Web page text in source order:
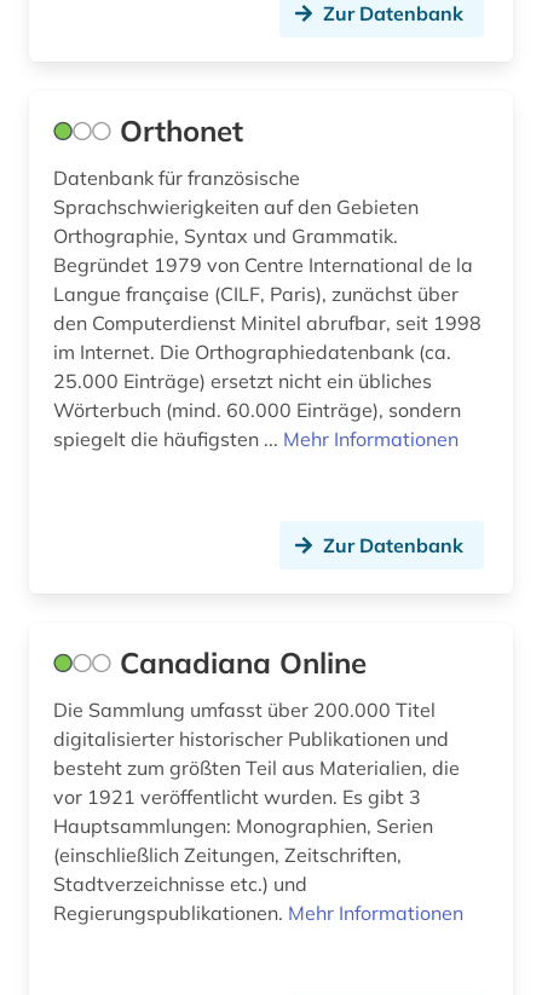
verlag (1)
vinck (1)
vogesen (1)
wirtschaft (2)
wissenschaftsgeschichte (1)
wörterbuch (19)
zeitschriften (2)
Zur Datenbank
Orthonet
Datenbank für französische
Sprachschwierigkeiten auf den Gebieten
Orthographie, Syntax und Grammatik.
Begründet 1979 von Centre International de la
Langue française (CILF, Paris), zunächst über
den Computerdienst Minitel abrufbar, seit 1998
im Internet. Die Orthographiedatenbank (ca.
25.000 Einträge) ersetzt nicht ein übliches
Wörterbuch (mind. 60.000 Einträge), sondern
spiegelt die häufigsten ... Mehr Informationen
Zur Datenbank
Canadiana Online
Die Sammlung umfasst über 200.000 Titel
digitalisierter historischer Publikationen und
besteht zum größten Teil aus Materialien, die
vor 1921 veröffentlicht wurden. Es gibt 3
Hauptsammlungen: Monographien, Serien
(einschließlich Zeitungen, Zeitschriften,
Stadtverzeichnisse etc.) und
Regierungspublikationen. Mehr Informationen